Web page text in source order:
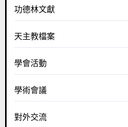
功德林文獻
天主教檔案
學會活動
學術會議
對外交流